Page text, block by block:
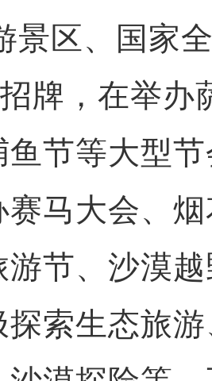
景区、国家
招牌，在举
鱼节等大型
赛马大会、
游节、沙漠
探索生态旅